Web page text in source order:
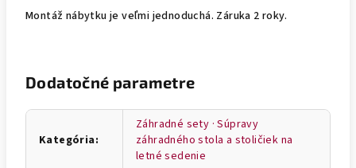
Montáž nábytku je veľmi jednoduchá. Záruka 2 roky.
Dodatočné parametre
Kategória:
Záhradné sety · Súpravy
záhradného stola a stoličiek na
letné sedenie